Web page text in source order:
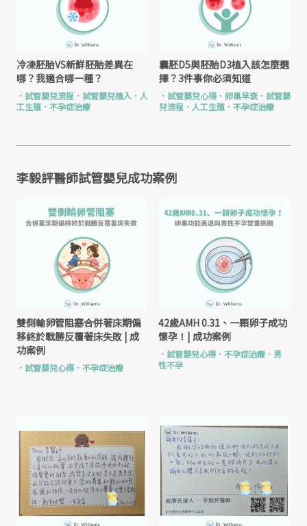
冷凍胚胎VS新鮮胚胎差異在
哪？我適合哪一種？
． 試管嬰兒流程 ． 試管嬰兒植入 ． 人
工生殖 ． 不孕症治療
囊胚D5與胚胎D3植入該怎麼選
擇？3件事你必須知道
． 試管嬰兒心得 ． 卵巢早衰 ． 試管嬰
兒流程 ． 人工生殖 ． 不孕症治療
李毅評醫師試管嬰兒成功案例
雙側輸卵管阻塞合併著床期偏
移終於戰勝反覆著床失敗 | 成
功案例
． 試管嬰兒心得 ． 不孕症治療
42歲AMH 0.31、一顆卵子成功
懷孕！| 成功案例
． 試管嬰兒心得 ．不孕症治療 ． 男
性不孕